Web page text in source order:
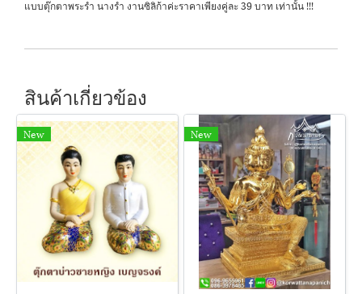
แบบตุ๊กตาพระรำ นางรำ งานซิลิก้าค่ะราคาเพียงคู่ละ 39 บาท เท่านั้น !!!
สินค้าเกี่ยวข้อง
New New